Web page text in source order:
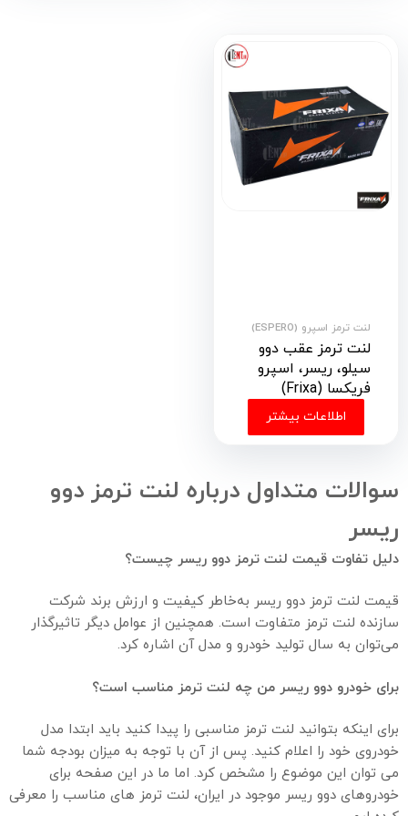
لنت ترمز اسپرو (ESPERO)
لنت ترمز عقب دوو
سیلو، ریسر، اسپرو
فریکسا (Frixa)
اطلاعات بیشتر
سوالات متداول درباره لنت ترمز دوو
ریسر
دلیل تفاوت قیمت لنت ترمز دوو ریسر چیست؟
قیمت لنت ترمز دوو ریسر به‌خاطر کیفیت و ارزش برند شرکت
سازنده لنت ترمز متفاوت است. همچنین از عوامل دیگر تاثیر‌گذار
می‌توان به سال تولید خودرو و مدل آن اشاره کرد.
برای خودرو دوو ریسر من چه لنت ترمز مناسب است؟
برای اینکه بتوانید لنت ترمز مناسبی را پیدا کنید باید ابتدا مدل
خودروی خود را اعلام کنید. پس از آن با توجه به میزان بودجه شما
می توان این موضوع را مشخص کرد. اما ما در این صفحه برای
خودروهای دوو ریسر موجود در ایران، لنت ترمز های مناسب را معرفی